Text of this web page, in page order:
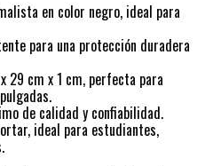
en color negro, ideal para
para una protección duradera
29 cm x 1 cm, perfecta para
de calidad y confiabilidad.
ideal para estudiantes,